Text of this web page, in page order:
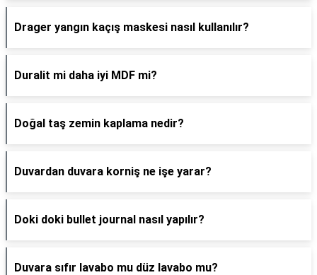
Drager yangın kaçış maskesi nasıl kullanılır?
Duralit mi daha iyi MDF mi?
Doğal taş zemin kaplama nedir?
Duvardan duvara korniş ne işe yarar?
Doki doki bullet journal nasıl yapılır?
Duvara sıfır lavabo mu düz lavabo mu?